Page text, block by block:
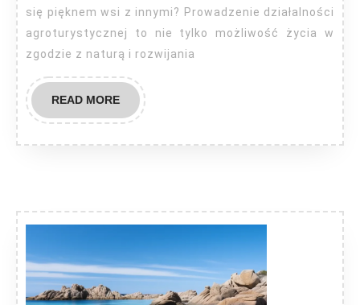
się pięknem wsi z innymi? Prowadzenie działalności
agroturystycznej to nie tylko możliwość życia w
zgodzie z naturą i rozwijania
READ MOREREAD
MORE